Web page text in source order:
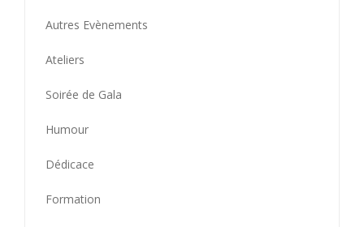
Autres Evènements
Ateliers
Soirée de Gala
Humour
Dédicace
Formation